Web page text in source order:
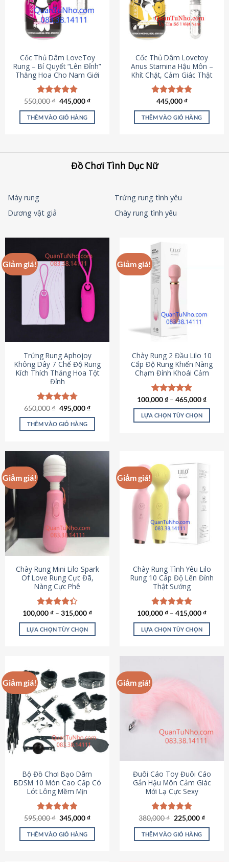
Cốc Thủ Dâm LoveToy
Rung – Bí Quyết “Lên Đỉnh”
Thăng Hoa Cho Nam Giới
Được xếp
hạng5.00
5 sao
550,000₫ Giá
là:
550,000 ₫.
445,000₫Giá
tại
THÊM VÀO GIỎ HÀNG
Cốc Thủ Dâm Lovetoy
Anus Stamina Hậu Môn –
Khít Chặt, Cảm Giác Thật
Được xếp
hạng4.84
5 sao
445,000₫
THÊM VÀO GIỎ HÀNG
Đồ Chơi Tình Dục Nữ
Máy rung
Trứng rung tình yêu
Dương vật giả
Chày rung tình yêu
Giảm giá!
Trứng Rung Aphojoy
Không Dây 7 Chế Độ Rung
Kích Thích Thăng Hoa Tột
Đỉnh
Được xếp
hạng4.72
5 sao
650,000₫ Giá
là:
650,000 ₫.
495,000₫Giá
tại
495,000 ₫.
THÊM VÀO GIỎ HÀNG
Giảm giá!
Chày Rung 2 Đầu Lilo 10
Cấp Độ Rung Khiến Nàng
Chạm Đỉnh Khoái Cảm
Được xếp
hạng4.80
5 sao
100,000₫ – 465,000₫
LỰA CHỌN TÙY CHỌN
nhiều
biến
thể.
Các
chọn
thể
chọn
trên
trang
sản
phẩm
Giảm giá!
Chày Rung Mini Lilo Spark
Of Love Rung Cực Đã,
Nàng Cực Phê
Được xếp
hạng4.33
5 sao
100,000₫ – 315,000₫
LỰA CHỌN TÙY CHỌN
có
nhiều
biến
thể.
Các
tùy
chọn
có
chọn
trên
trang
sản
phẩm
Giảm giá!
Chày Rung Tình Yêu Lilo
Rung 10 Cấp Độ Lên Đỉnh
Thật Sướng
Được xếp
hạng4.94
5 sao
100,000₫ – 415,000₫
LỰA CHỌN TÙY CHỌN
biến
thể.
chọn
chọn
trên
trang
sản
phẩm
Giảm giá!
Bộ Đồ Chơi Bạo Dâm
BDSM 10 Món Cao Cấp Có
Lót Lông Mềm Mịn
Được xếp
hạng4.88
5 sao
595,000₫ Giá
là:
595,000 ₫.
345,000₫Giá
tại
THÊM VÀO GIỎ HÀNG
Giảm giá!
Đuôi Cáo Toy Đuôi Cáo
Gắn Hậu Môn Cảm Giác
Mới Lạ Cực Sexy
Được xếp
hạng4.88
5 sao
380,000₫ Giá
là:
380,000 ₫.
225,000₫Giá
tại
THÊM VÀO GIỎ HÀNG